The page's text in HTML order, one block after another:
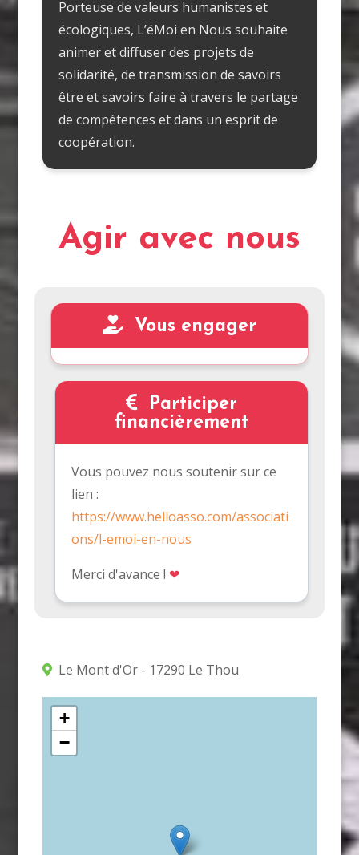
Porteuse de valeurs humanistes et
écologiques, L’éMoi en Nous souhaite
animer et diffuser des projets de
solidarité, de transmission de savoirs
être et savoirs faire à travers le partage
de compétences et dans un esprit de
coopération.
Agir avec nous
Vous engager
Participer
financièrement
Vous pouvez nous soutenir sur ce
lien :
https://www.helloasso.com/associati
ons/l-emoi-en-nous
Merci d'avance ! ❤
Le Mont d'Or - 17290 Le Thou
+
−